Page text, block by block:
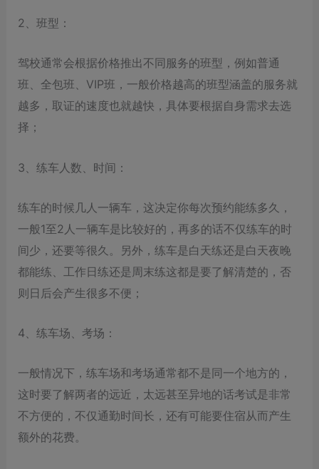
2、班型：
驾校通常会根据价格推出不同服务的班型，例如普通
班、全包班、VIP班，一般价格越高的班型涵盖的服务就
越多，取证的速度也就越快，具体要根据自身需求去选
择；
3、练车人数、时间：
练车的时候几人一辆车，这决定你每次预约能练多久，
一般1至2人一辆车是比较好的，再多的话不仅练车的时
间少，还要等很久。另外，练车是白天练还是白天夜晚
都能练、工作日练还是周末练这都是要了解清楚的，否
则日后会产生很多不便；
4、练车场、考场：
一般情况下，练车场和考场通常都不是同一个地方的，
这时要了解两者的远近，太远甚至异地的话考试是非常
不方便的，不仅通勤时间长，还有可能要住宿从而产生
额外的花费。